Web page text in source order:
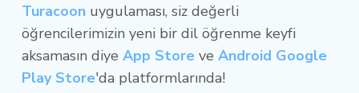
Turacoon uygulaması, siz değerli
öğrencilerimizin yeni bir dil öğrenme keyfi
aksamasın diye App Store ve Android Google
Play Store'da platformlarında!